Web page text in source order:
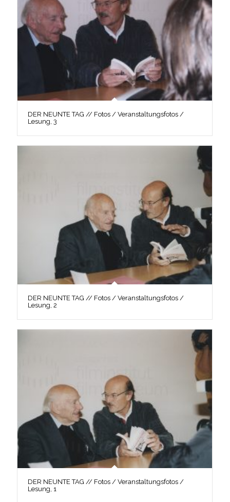
DER NEUNTE TAG // Fotos / Veranstaltungsfotos /
Lesung, 3
DER NEUNTE TAG // Fotos / Veranstaltungsfotos /
Lesung, 2
DER NEUNTE TAG // Fotos / Veranstaltungsfotos /
Lesung, 1